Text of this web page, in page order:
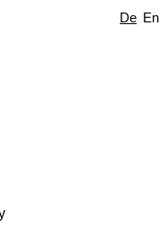
De En